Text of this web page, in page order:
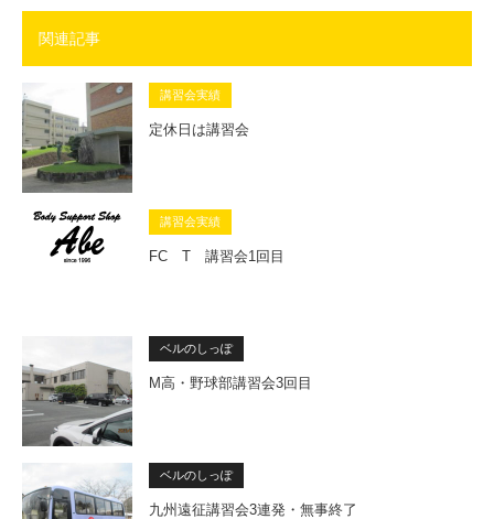
関連記事
講習会実績
定休日は講習会
講習会実績
FC T 講習会1回目
ベルのしっぽ
M高・野球部講習会3回目
ベルのしっぽ
九州遠征講習会3連発・無事終了